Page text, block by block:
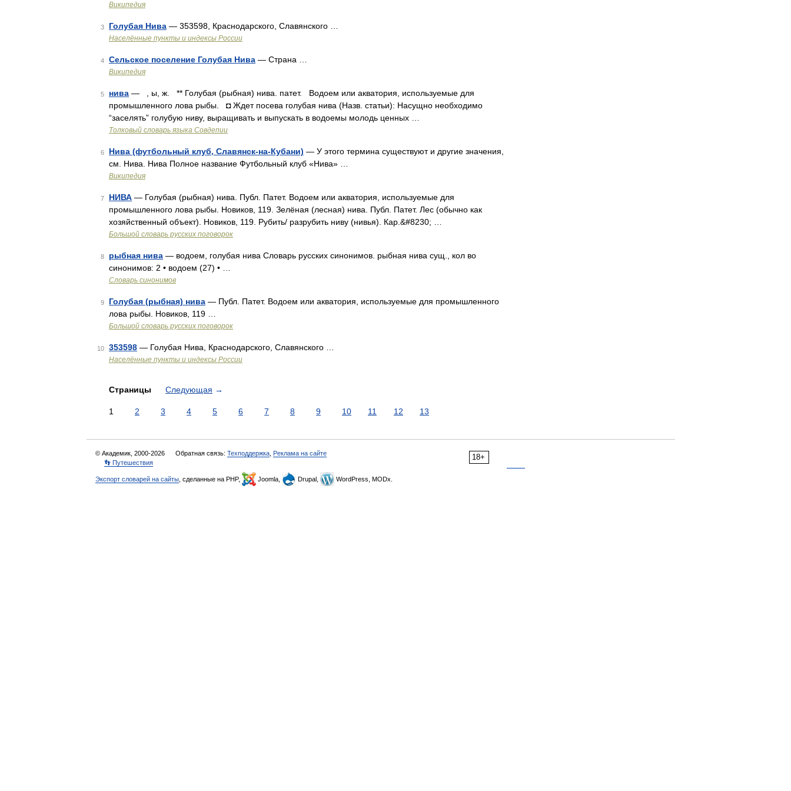
Википедия
3 Голубая Нива — 353598, Краснодарского, Славянского …
Населённые пункты и индексы России
4 Сельское поселение Голубая Нива — Страна …
Википедия
5 нива — , ы, ж. ** Голубая (рыбная) нива. патет. Водоем или акватория, используемые для
промышленного лова рыбы. ◘ Ждет посева голубая нива (Назв. статьи): Насущно необходимо
“заселять” голубую ниву, выращивать и выпускать в водоемы молодь ценных …
Толковый словарь языка Совдепии
6 Нива (футбольный клуб, Славянск-на-Кубани) — У этого термина существуют и другие значения,
см. Нива. Нива Полное название Футбольный клуб «Нива» …
Википедия
7 НИВА — Голубая (рыбная) нива. Публ. Патет. Водоем или акватория, используемые для
промышленного лова рыбы. Новиков, 119. Зелёная (лесная) нива. Публ. Патет. Лес (обычно как
хозяйственный объект). Новиков, 119. Рубить/ разрубить ниву (нивья). Кар.&#8230; …
Большой словарь русских поговорок
8 рыбная нива — водоем, голубая нива Словарь русских синонимов. рыбная нива сущ., кол во
синонимов: 2 • водоем (27) • …
Словарь синонимов
9 Голубая (рыбная) нива — Публ. Патет. Водоем или акватория, используемые для промышленного
лова рыбы. Новиков, 119 …
Большой словарь русских поговорок
10 353598 — Голубая Нива, Краснодарского, Славянского …
Населённые пункты и индексы России
Страницы Следующая →
1 2 3 4 5 6 7 8 9 10 11 12 13
18+
© Академик, 2000-2026 Обратная связь: Техподдержка Реклама на сайте
👣 Путешествия
Экспорт словарей на сайты , сделанные на PHP, Joomla, Drupal, WordPress, MODx.